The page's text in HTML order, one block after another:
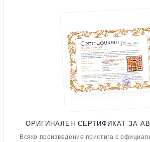
ОРИГИНАЛЕН СЕРТИФИКАТ ЗА
Всяко произведение пристига с